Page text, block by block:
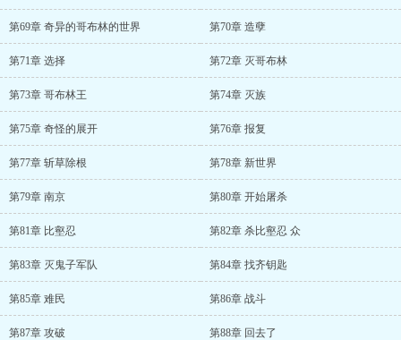
第69章 奇异的哥布林的世界 第70章 造孽
第71章 选择 第72章 灭哥布林
第73章 哥布林王 第74章 灭族
第75章 奇怪的展开 第76章 报复
第77章 斩草除根 第78章 新世界
第79章 南京 第80章 开始屠杀
第81章 比壑忍 第82章 杀比壑忍 众
第83章 灭鬼子军队 第84章 找齐钥匙
第85章 难民 第86章 战斗
第87章 攻破 第88章 回去了